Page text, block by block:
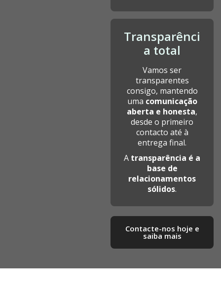
Transparênci
a total
Vamos ser
transparentes
consigo, mantendo
uma comunicação
aberta e honesta,
desde o primeiro
contacto até à
entrega final.
A transparência é a
base de
relacionamentos
sólidos.
Contacte-nos hoje e
saiba mais​